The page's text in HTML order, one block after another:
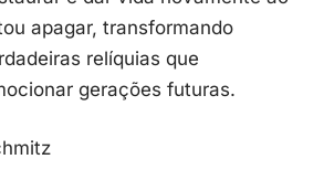
apagar, transformando
relíquias que
gerações futuras.